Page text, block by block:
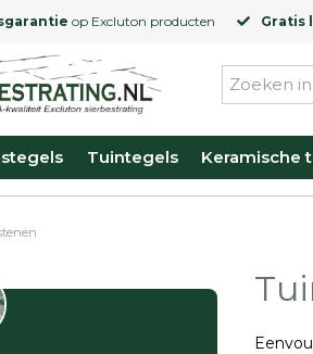
op Excluton producten Gratis
Tuintegels Keramische